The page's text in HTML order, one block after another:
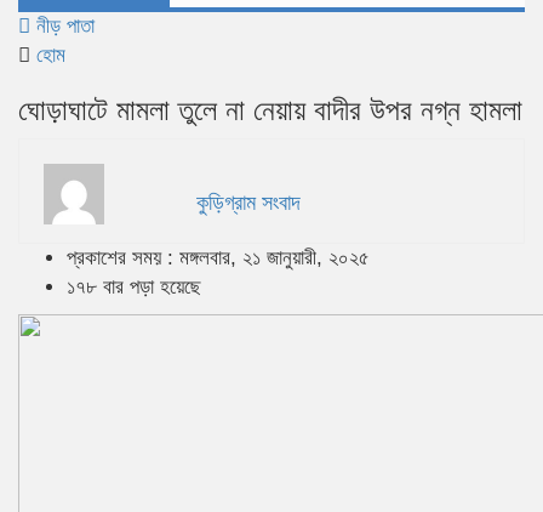
নীড় পাতা
হোম
ঘোড়াঘাটে মামলা তুলে না নেয়ায় বাদীর উপর নগ্ন হামলা
কুড়িগ্রাম সংবাদ
প্রকাশের সময় : মঙ্গলবার, ২১ জানুয়ারী, ২০২৫
১৭৮ বার পড়া হয়েছে